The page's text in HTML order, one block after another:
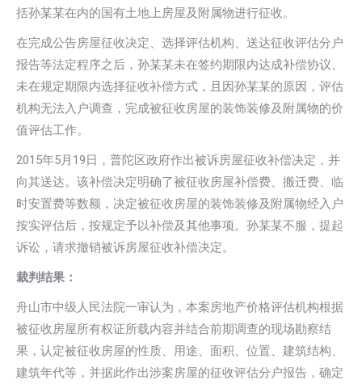
括孙某某在内的国有土地上房屋及附属物进行征收。
在完成公告房屋征收决定、选择评估机构、送达征收评估分户
报告等法定程序之后，孙某某未在签约期限内达成补偿协议、
未在规定期限内选择征收补偿方式，且因孙某某的原因，评估
机构无法入户调查，完成被征收房屋的装饰装修及附属物的价
值评估工作。
2015年5月19日，普陀区政府作出被诉房屋征收补偿决定，并
向其送达。该补偿决定明确了被征收房屋补偿费、搬迁费、临
时安置费等数额，决定被征收房屋的装饰装修及附属物经入户
按实评估后，按规定予以补偿及其他事项。孙某某不服，提起
诉讼，请求撤销被诉房屋征收补偿决定。
裁判结果：
舟山市中级人民法院一审认为，本案房地产价格评估机构根据
被征收房屋所有权证所载内容并结合前期调查的现场勘察结
果，认定被征收房屋的性质、用途、面积、位置、建筑结构、
建筑年代等，并据此作出涉案房屋的征收评估分户报告，确定